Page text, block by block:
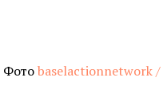
Фотоbaselactionnetwork